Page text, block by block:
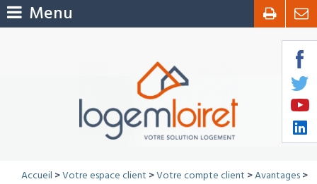
Menu
Accueil >Votre espace client >Votre compte client >Avantages >